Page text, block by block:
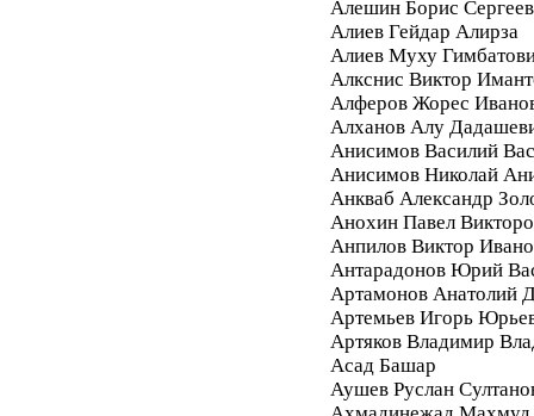
Алешин Борис
Алиев Гейдар Алирза
Алиев Муху
Алкснис Виктор
Алферов Жорес
Алханов Алу
Анисимов Василий
Анисимов Николай
Анкваб Александр
Анохин Павел
Анпилов Виктор
Антарадонов Юрий
Артамонов Анатолий
Артемьев Игорь
Артяков Владимир
Асад Башар
Аушев Руслан